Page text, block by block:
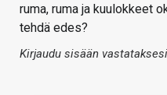
ruma, ruma ja kuulokkeet
tehdä edes?
Kirjaudu sisään vastataksesi